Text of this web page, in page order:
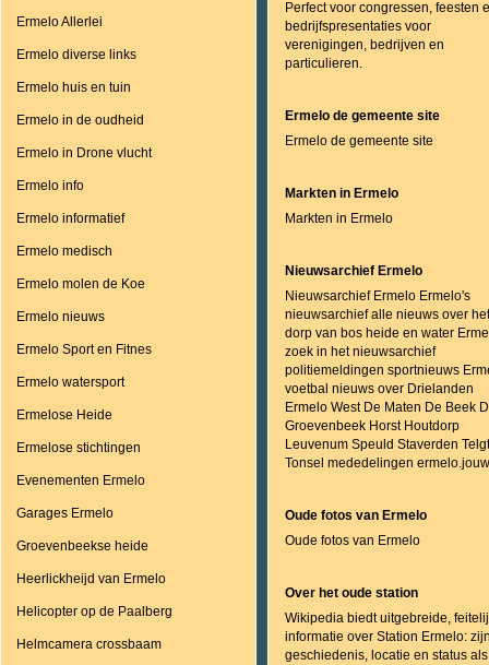
Ermelo Allerlei
Ermelo diverse links
Ermelo huis en tuin
Ermelo in de oudheid
Ermelo in Drone vlucht
Ermelo info
Ermelo informatief
Ermelo medisch
Ermelo molen de Koe
Ermelo nieuws
Ermelo Sport en Fitnes
Ermelo watersport
Ermelose Heide
Ermelose stichtingen
Evenementen Ermelo
Garages Ermelo
Groevenbeekse heide
Heerlickheijd van Ermelo
Helicopter op de Paalberg
Helmcamera crossbaam
Perfect voor congressen, feesten
bedrijfspresentaties voor
verenigingen, bedrijven en
particulieren.
Ermelo de gemeente site
Ermelo de gemeente site
Markten in Ermelo
Markten in Ermelo
Nieuwsarchief Ermelo
Nieuwsarchief Ermelo Ermelo's
nieuwsarchief alle nieuws over het
dorp van bos heide en water
zoek in het nieuwsarchief
politiemeldingen sportnieuws
voetbal nieuws over Drielanden
Ermelo West De Maten De Beek
Groevenbeek Horst Houtdorp
Leuvenum Speuld Staverden Telgt
Tonsel mededelingen
Oude fotos van Ermelo
Oude fotos van Ermelo
Over het oude station
Wikipedia biedt uitgebreide,
informatie over Station Ermelo:
geschiedenis, locatie en status als